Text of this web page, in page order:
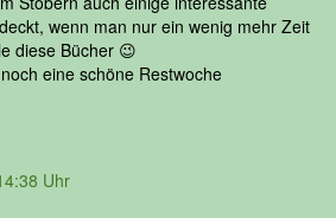
wenn man nur ein wenig mehr Zeit
diese Bücher 😉
eine schöne Restwoche
Uhr